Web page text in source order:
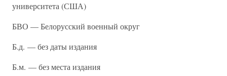
университета (США)
БВО — Белорусский военный округ
Б.д. — без даты издания
Б.м. — без места издания